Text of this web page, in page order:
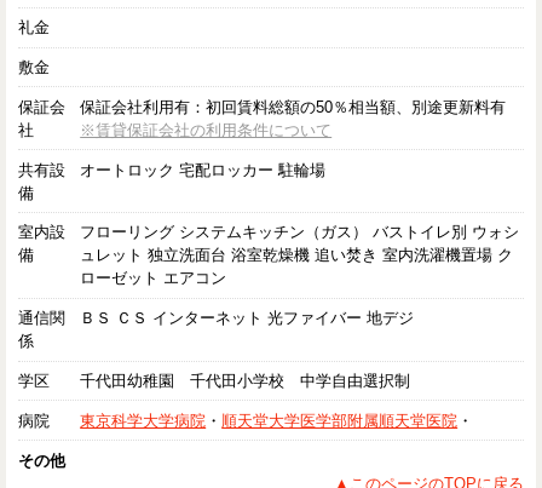
礼金
敷金
保証会
社
保証会社利用有：初回賃料総額の50％相当額、別途更新料有
※賃貸保証会社の利用条件について
共有設
備
オートロック 宅配ロッカー 駐輪場
室内設
備
フローリング システムキッチン（ガス） バストイレ別 ウォシ
ュレット 独立洗面台 浴室乾燥機 追い焚き 室内洗濯機置場 ク
ローゼット エアコン
通信関
係
ＢＳ ＣＳ インターネット 光ファイバー 地デジ
学区 千代田幼稚園 千代田小学校 中学自由選択制
病院 東京科学大学病院 ・ 順天堂大学医学部附属順天堂医院 ・
その他
▲このページのTOPに戻る